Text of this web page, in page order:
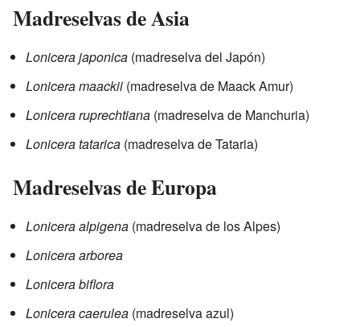
Madreselvas de Asia
Lonicera japonica (madreselva del Japón)
Lonicera maackii (madreselva de Maack Amur)
Lonicera ruprechtiana (madreselva de Manchuria)
Lonicera tatarica (madreselva de Tataria)
Madreselvas de Europa
Lonicera alpigena (madreselva de los Alpes)
Lonicera arborea
Lonicera biflora
Lonicera caerulea (madreselva azul)